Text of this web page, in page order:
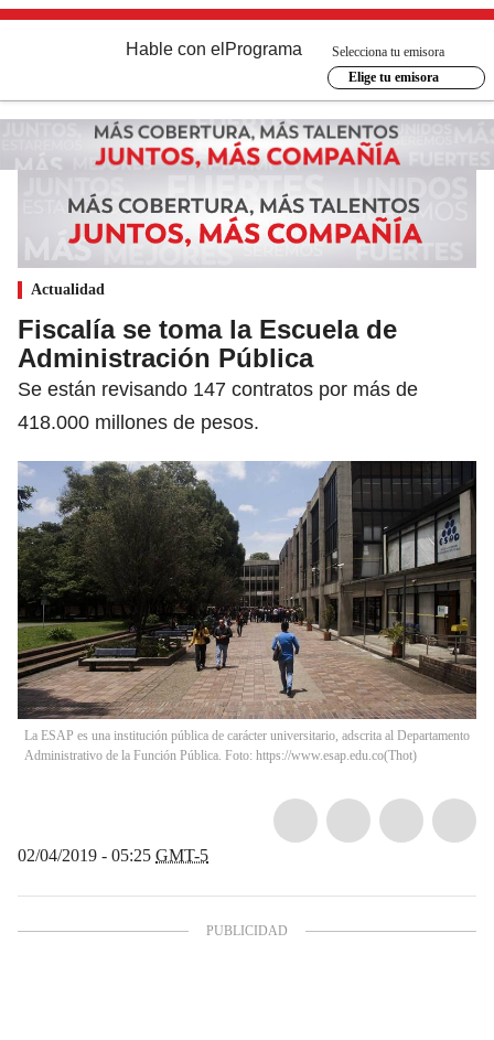
Hable con el Programa
Selecciona tu emisora
Elige tu emisora
Actualidad
Fiscalía se toma la Escuela de
Administración Pública
Se están revisando 147 contratos por más de
418.000 millones de pesos.
La ESAP es una institución pública de carácter universitario, adscrita al Departamento
Administrativo de la Función Pública. Foto: https://www.esap.edu.co(Thot)
02/04/2019 - 05:25 GMT-5